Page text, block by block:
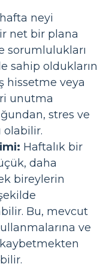
neyi
net bir plana
sorumlulukları
sahip
hissetme veya
unutma
stres ve
olabilir.
Haftalık bir
daha
bireylerin
Bu, mevcut
ve